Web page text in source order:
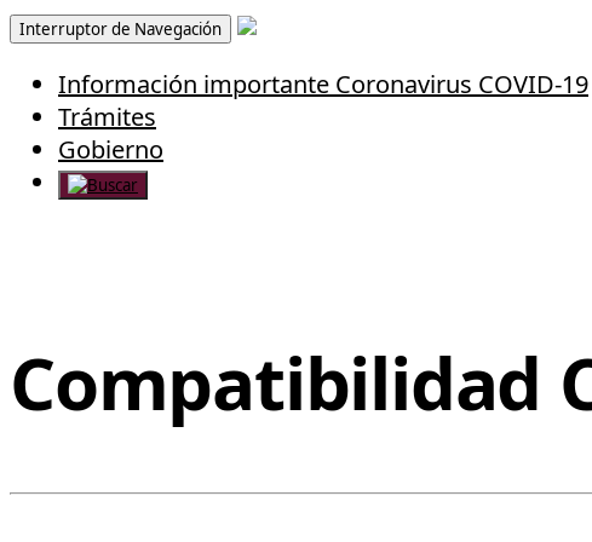
Interruptor de Navegación
Información importante Coronavirus COVID-19
Trámites
Gobierno
Compatibilidad